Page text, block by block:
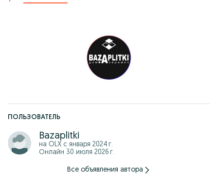
Казахстан.
Алатауский район, ул. Ырысты, 46/2А
ПОЛЬЗОВАТЕЛЬ
Bazaplitki
на OLX с января 2024 г.
Онлайн 30 июля 2026 г.
Все объявления автора